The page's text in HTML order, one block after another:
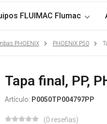
FLUIMAC Flumac
PHOENIX PHOENIX P50
Tapa final, PP,
Artículo: P0050TP004797PP
(0 reseñas)